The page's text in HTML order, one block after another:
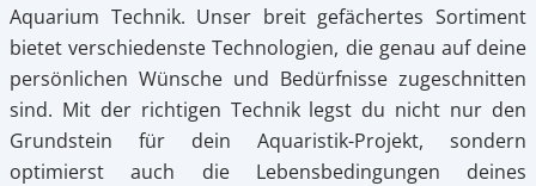
Aquarium Technik. Unser breit gefächertes Sortiment
bietet verschiedenste Technologien, die genau auf deine
persönlichen Wünsche und Bedürfnisse zugeschnitten
sind. Mit der richtigen Technik legst du nicht nur den
Grundstein für dein Aquaristik-Projekt, sondern
optimierst auch die Lebensbedingungen deines